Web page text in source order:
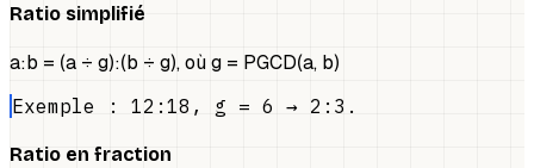
Ratio simplifié
a:b = (a ÷ g):(b ÷ g), où g = PGCD(a, b)
Exemple : 12:18, g = 6 → 2:3.
Ratio en fraction